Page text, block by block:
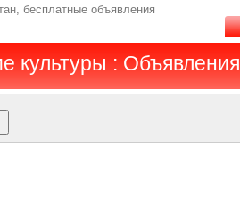
бесплатные объявления
культуры : Объявления